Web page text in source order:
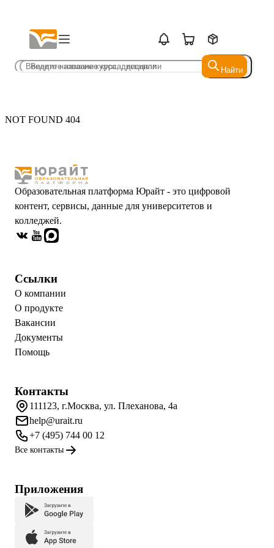
Найти
Найти
NOT FOUND 404
Образовательная платформа Юрайт - это цифровой
контент, сервисы, данные для университетов и
колледжей.
Ссылки
О компании
О продукте
Вакансии
Документы
Помощь
Контакты
111123, г.Москва, ул. Плеханова, 4а
help@urait.ru
+7 (495) 744 00 12
Все контакты
Приложения